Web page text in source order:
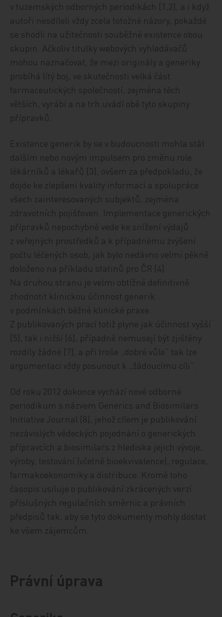
v tuzemských odborných periodikách [1,2], a i když
autoři nesdíleli vždy zcela totožné názory, pokaždé
se shodli na užitečnosti souběžné existence obou
skupin. Ačkoliv titulky webových vyhledávačů
mohou naznačovat, že mezi originály a generiky
probíhá lítý boj, ve skutečnosti velká část
farmaceutických společností, zejména těch
větších, vyrábí a na trh uvádí obě tyto skupiny
přípravků.
Existence generik by se v budoucnosti mohla stát
dalším nebo novým impulsem pro změnu role
lékárníků a lékařů [3], ovšem za předpokladu, že
dojde ke zlepšení kvality informací a spolupráce
všech zainteresovaných subjektů, zejména
zdravotních pojišťoven. Implementace generických
přípravků nepochybně vede ke snížení výdajů
z veřejných prostředků a k případnému zvýšení
počtu léčených osob, jak bylo nedávno velmi pěkně
doloženo na příkladu statinů pro ČR [4].
Na druhou stranu je velmi obtížné definitivně
zhodnotit klinickou účinnost generik
v podmínkách běžné klinické praxe.
Z publikovaných prací totiž plyne jak účinnost vyšší
[5], tak i nižší [6], případně nemusejí být zjištěny
rozdíly žádné [7], a při troše „dobré vůle“ tak lze
argumentaci vždy posunout k „žádoucímu cíli“.
Od roku 2012 dokonce vychází nové odborné
periodikum s názvem Generics and Biosimilars
Initiative Journal [8], jehož cílem je publikování
nezávislých vědeckých pojednání o generických
přípravcích a biosimilars z hlediska jejich vývoje,
výroby, testování (včetně bioekvivalence), regulace,
farmakoekonomiky a distribuce. Kromě toho
časopis usiluje o publikování zkrácených verzí
příslušných regulačních směrnic a právních
předpisů tak, aby se tyto dokumenty mohly dostat
ke všem zájemcům.
Právní úprava